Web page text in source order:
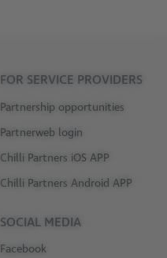
FOR SERVICE PROVIDERS
Partnership opportunities
Partnerweb login
Chilli Partners iOS APP
Chilli Partners Android APP
SOCIAL MEDIA
Facebook